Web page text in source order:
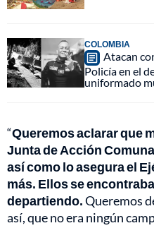
COLOMBIA
Atacan
Policía en el
uniformado
“Queremos aclarar que
Junta de Acción
así como lo asegura el
más. Ellos se
departiendo.Queremos
así, que no era ningún